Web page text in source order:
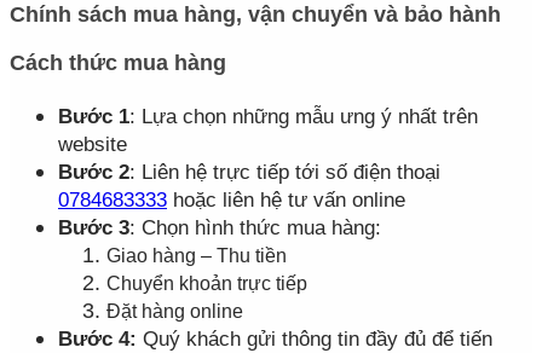
Chính sách mua hàng, vận chuyển và bảo hành
Cách thức mua hàng
Bước 1: Lựa chọn những mẫu ưng ý nhất trên
website
Bước 2: Liên hệ trực tiếp tới số điện thoại
0784683333 hoặc liên hệ tư vấn online
Bước 3: Chọn hình thức mua hàng:
Giao hàng – Thu tiền
Chuyển khoản trực tiếp
Đặt hàng online
Bước 4: Quý khách gửi thông tin đầy đủ để tiến